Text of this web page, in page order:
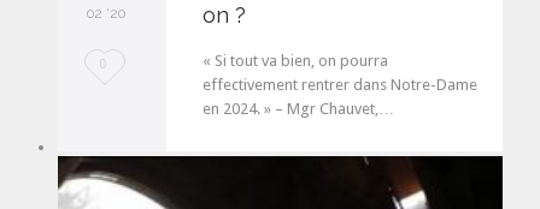
02 '20
L
e
0
on ?
« Si tout va bien, on pourra
effectivement rentrer dans Notre-Dame
en 2024. » – Mgr Chauvet,…